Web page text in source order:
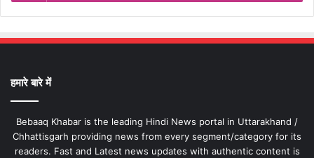
हमारे बारे में
Bebaaq Khabar is the leading Hindi News portal in Uttarakhand /
Chhattisgarh providing news from every segment/category for its
readers. Fast and Latest news updates with authentic content is